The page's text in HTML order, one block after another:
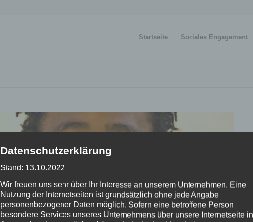
Startseite Soziales Engagement
Datenschutzerklärung
Stand: 13.10.2022
Wir freuen uns sehr über Ihr Interesse an unserem Unternehmen. Eine
Nutzung der Internetseiten ist grundsätzlich ohne jede Angabe
personenbezogener Daten möglich. Sofern eine betroffene Person
besondere Services unseres Unternehmens über unsere Internetseite in